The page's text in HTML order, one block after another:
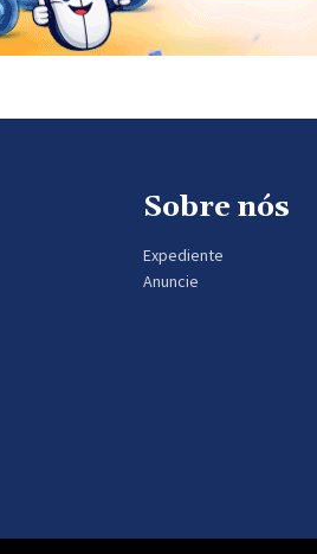
Sobre nós
Expediente
Anuncie